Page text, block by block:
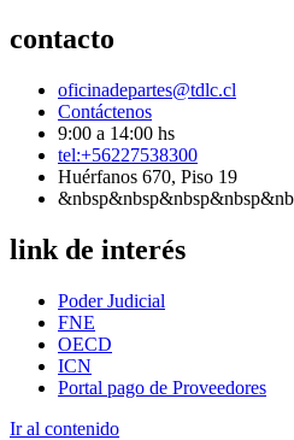
contacto
oficinadepartes@tdlc.cl
Contáctenos
9:00 a 14:00 hs
tel:+56227538300
Huérfanos 670, Piso 19
link de interés
Poder Judicial
FNE
OECD
ICN
Portal pago de Proveedores
Ir al contenido